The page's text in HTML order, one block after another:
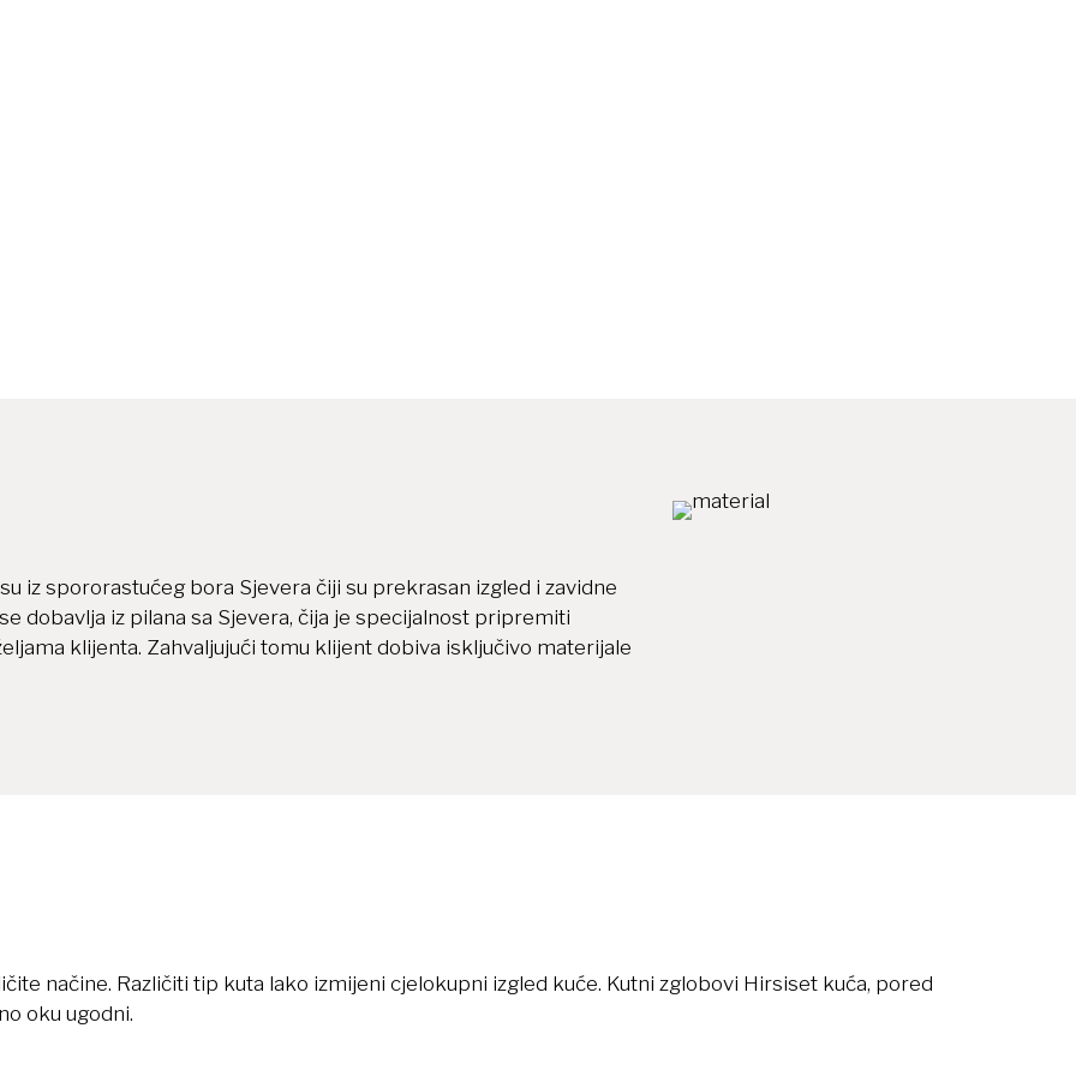
iz spororastućeg bora Sjevera čiji su prekrasan izgled i zavidne
dobavlja iz pilana sa Sjevera, čija je specijalnost pripremiti
klijenta. Zahvaljujući tomu klijent dobiva isključivo materijale
načine. Različiti tip kuta lako izmijeni cjelokupni izgled kuće. Kutni zglobovi Hirsiset kuća, pored
oku ugodni.